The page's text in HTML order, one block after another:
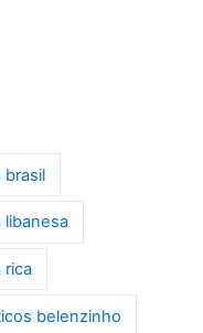
brasil
rica
belenzinho